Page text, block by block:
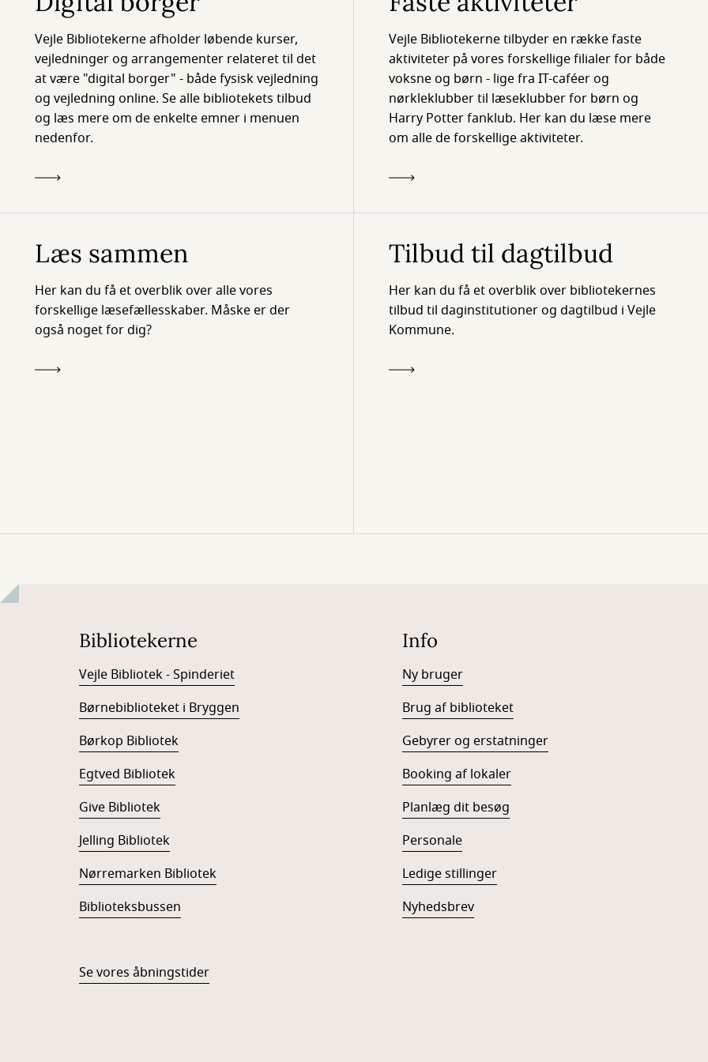
Vejle Bibliotekerne afholder løbende kurser,
vejledninger og arrangementer relateret til det
at være "digital borger" - både fysisk vejledning
og vejledning online. Se alle bibliotekets tilbud
og læs mere om de enkelte emner i menuen
nedenfor.
Vejle Bibliotekerne tilbyder en række faste
aktiviteter på vores forskellige filialer for både
voksne og børn - lige fra IT-caféer og
nørkleklubber til læseklubber for børn og
Harry Potter fanklub. Her kan du læse mere
om alle de forskellige aktiviteter.
Læs sammen
Her kan du få et overblik over alle vores
forskellige læsefællesskaber. Måske er der
også noget for dig?
Tilbud til dagtilbud
Her kan du få et overblik over bibliotekernes
tilbud til daginstitutioner og dagtilbud i Vejle
Kommune.
Bibliotekerne
Vejle Bibliotek - Spinderiet
Børnebiblioteket i Bryggen
Børkop Bibliotek
Egtved Bibliotek
Give Bibliotek
Jelling Bibliotek
Nørremarken Bibliotek
Biblioteksbussen
Se vores åbningstider
Info
Ny bruger
Brug af biblioteket
Gebyrer og erstatninger
Booking af lokaler
Planlæg dit besøg
Personale
Ledige stillinger
Nyhedsbrev